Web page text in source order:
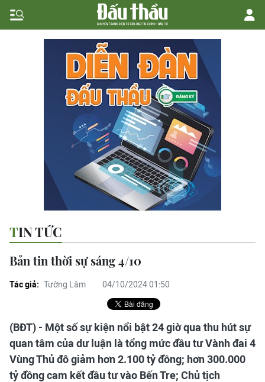
TIN TỨC
Bản tin thời sự sáng 4/10
Tác giả: Tường Lâm 04/10/2024 01:50
(BĐT) - Một số sự kiện nổi bật 24 giờ qua thu hút sự
quan tâm của dư luận là tổng mức đầu tư Vành đai 4
Vùng Thủ đô giảm hơn 2.100 tỷ đồng; hơn 300.000
tỷ đồng cam kết đầu tư vào Bến Tre; Chủ tịch